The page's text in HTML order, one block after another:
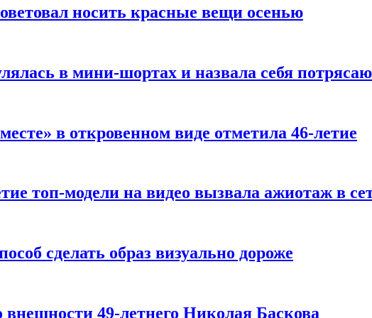
носить красные вещи осенью
в мини-шортах и назвала себя
в откровенном виде отметила 46-летие
топ-модели на видео вызвала ажиотаж в
сделать образ визуально дороже
49-летнего Николая Баскова